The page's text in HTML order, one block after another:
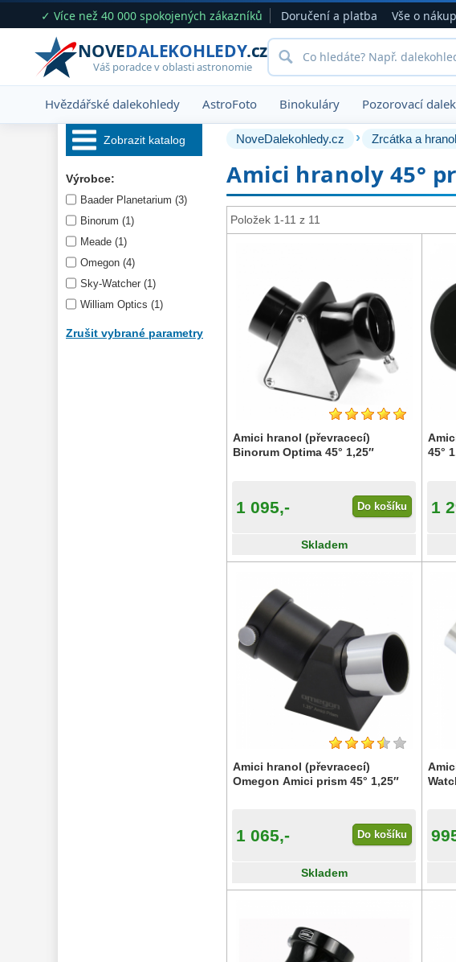
✓ Více než 40 000 spokojených zákazníků Doručení a platba Vše o
NOVEDALEKOHLEDY.cz
Váš poradce v oblasti astronomie
Hvězdářské dalekohledy AstroFoto Binokuláry Pozorovací
Zobrazit katalog
dalekohledy
Okuláry
Filtry 182
Barlow čočky
Hledáčky 28
Příslušenství 54
Výrobce:
Baader Planetarium (3)
Binorum (1)
Meade (1)
Omegon (4)
Sky-Watcher (1)
William Optics (1)
Zrušit vybrané parametry
NoveDalekohledy.cz › Zrcátka a
Amici hranoly 45°
Položek 1-11 z 11
Amici hranol (převracecí)
Binorum Optima 45° 1,25″
1 095,- Do košíku
Skladem
45°
1
Amici hranol (převracecí)
Omegon Amici prism 45° 1,25″
1 065,- Do košíku
Skladem